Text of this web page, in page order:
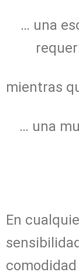
… una
mientras
… una
En